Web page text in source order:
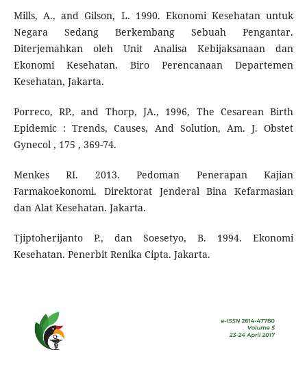
Mills, A., and Gilson, L. 1990. Ekonomi Kesehatan untuk
Negara Sedang Berkembang Sebuah Pengantar.
Diterjemahkan oleh Unit Analisa Kebijaksanaan dan
Ekonomi Kesehatan. Biro Perencanaan Departemen
Kesehatan, Jakarta.
Porreco, RP., and Thorp, JA., 1996, The Cesarean Birth
Epidemic : Trends, Causes, And Solution, Am. J. Obstet
Gynecol , 175 , 369-74.
Menkes RI. 2013. Pedoman Penerapan Kajian
Farmakoekonomi. Direktorat Jenderal Bina Kefarmasian
dan Alat Kesehatan. Jakarta.
Tjiptoherijanto P., dan Soesetyo, B. 1994. Ekonomi
Kesehatan. Penerbit Renika Cipta. Jakarta.